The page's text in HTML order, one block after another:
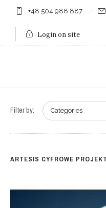
+48 504 988 887
Login on site
Filter by: Categories
ARTESIS CYFROWE